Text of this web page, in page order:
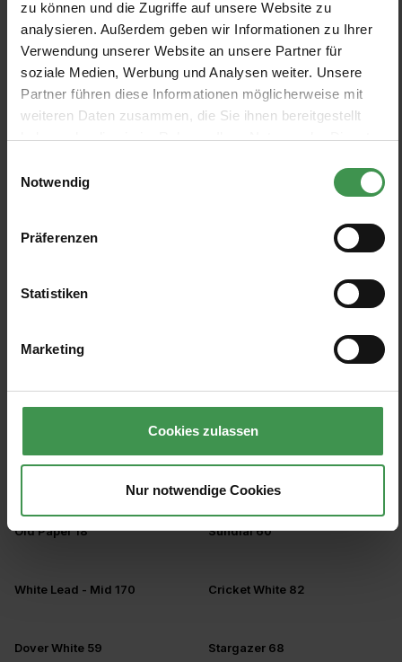
zu können und die Zugriffe auf unsere Website zu
analysieren. Außerdem geben wir Informationen zu Ihrer
Verwendung unserer Website an unsere Partner für
soziale Medien, Werbung und Analysen weiter. Unsere
Partner führen diese Informationen möglicherweise mit
weiteren Daten zusammen, die Sie ihnen bereitgestellt
haben oder die sie im Rahmen Ihrer Nutzung der Dienste
Notwendig
Präferenzen
Statistiken
Marketing
Cookies zulassen
Nur notwendige Cookies
Lawnmower Green 200 Mid Bronze Green 125
Cupboard Green 201 Spearmint 202
Turquoise Blue 93 Mid Brunswick Green 126
Celestial White 262
Gentle Sky 102
Regency Blue 253
Old Paper 18 Sundial 60
White Lead - Mid 170 Cricket White 82
Dover White 59 Stargazer 68